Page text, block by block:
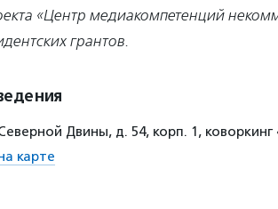
«Центр медиакомпетенций
грантов.
Двины, д. 54, корп. 1,
карте